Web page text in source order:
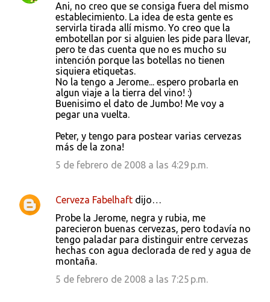
Ani, no creo que se consiga fuera del mismo
establecimiento. La idea de esta gente es
servirla tirada allí mismo. Yo creo que la
embotellan por si alguien les pide para llevar,
pero te das cuenta que no es mucho su
intención porque las botellas no tienen
siquiera etiquetas.
No la tengo a Jerome... espero probarla en
algun viaje a la tierra del vino! :)
Buenisimo el dato de Jumbo! Me voy a
pegar una vuelta.
Peter, y tengo para postear varias cervezas
más de la zona!
5 de febrero de 2008 a las 4:29 p.m.
Cerveza Fabelhaft dijo…
Probe la Jerome, negra y rubia, me
parecieron buenas cervezas, pero todavía no
tengo paladar para distinguir entre cervezas
hechas con agua declorada de red y agua de
montaña.
5 de febrero de 2008 a las 7:25 p.m.